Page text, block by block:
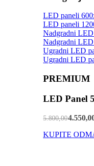
LED paneli
LED paneli
Nadgradni
Nadgradni
Ugradni LED
Ugradni LED
PREMIUM
LED Panel
5.800,00
KUPITE